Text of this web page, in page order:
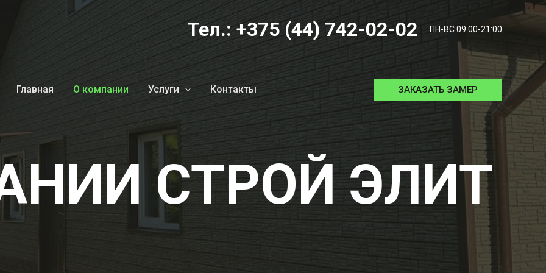
Тел.:+375 (44) 742-02-02 ПН-ВС 09:00-21:00
Главная О компании Услуги Контакты ЗАКАЗАТЬ ЗАМЕР
СТРОЙ ЭЛИТ